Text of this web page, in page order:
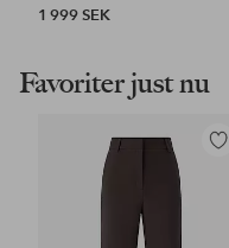
1 999 SEK
Favoriter just nu
Lägg